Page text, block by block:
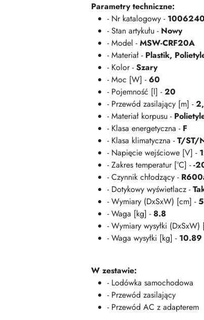
Parametry techniczne:
- Nr katalogowy -
- Stan artykułu - Nowy
- Model -MSW-CRF20A
- Materiał - Plastik,
- Kolor -Szary
- Moc [W] -60
- Pojemność [l] -20
- Przewód zasilający [m] -
- Materiał korpusu -
- Klasa energetyczna - F
- Klasa klimatyczna -T/ST/
- Napięcie wejściowe [V] -
- Zakres temperatur [°C] --
- Czynnik chłodzący -
- Dotykowy wyświetlacz -
- Wymiary (DxSxW) [cm] -
- Waga [kg] -8.8
- Wymiary wysyłki (DxSxW)
- Waga wysyłki [kg] - 10.89
W zestawie:
- Lodówka samochodowa
- Przewód zasilający
- Przewód AC z adapterem